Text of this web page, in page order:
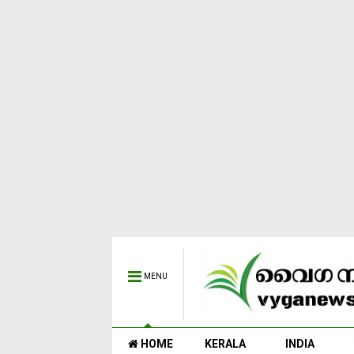
MENU
HOME KERALA INDIA